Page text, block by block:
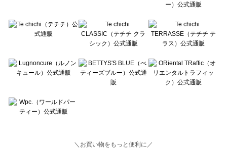
＼お買い物をもっと便利に／